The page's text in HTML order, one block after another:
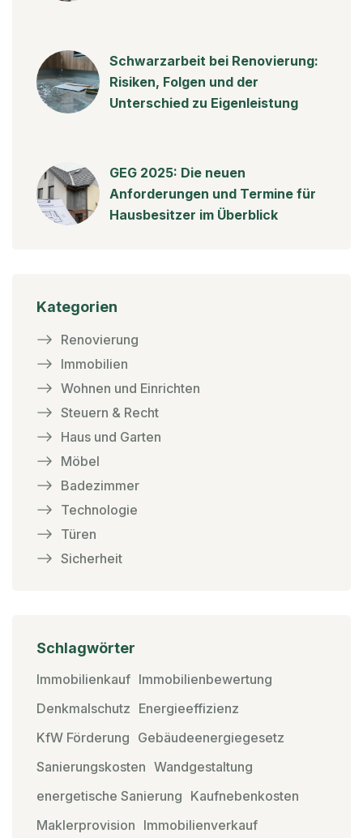
Schwarzarbeit bei Renovierung:
Risiken, Folgen und der
Unterschied zu Eigenleistung
GEG 2025: Die neuen
Anforderungen und Termine für
Hausbesitzer im Überblick
Kategorien
Renovierung
Immobilien
Wohnen und Einrichten
Steuern & Recht
Haus und Garten
Möbel
Badezimmer
Technologie
Türen
Sicherheit
Schlagwörter
Immobilienkauf Immobilienbewertung
Denkmalschutz Energieeffizienz
KfW Förderung Gebäudeenergiegesetz
Sanierungskosten Wandgestaltung
energetische Sanierung Kaufnebenkosten
Maklerprovision Immobilienverkauf